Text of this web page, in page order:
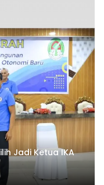
Jadi Ketua IKA